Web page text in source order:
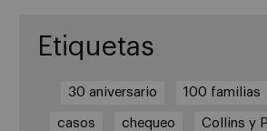
Etiquetas
30 aniversario 100 familias
casos chequeo Collins y